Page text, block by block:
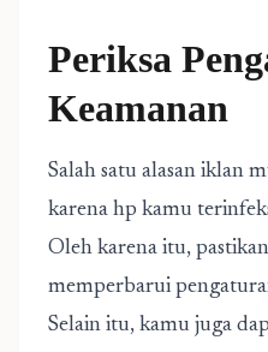
Periksa
Keamanan
Salah satu alasan iklan
karena hp kamu
Oleh karena itu,
memperbarui
Selain itu, kamu juga